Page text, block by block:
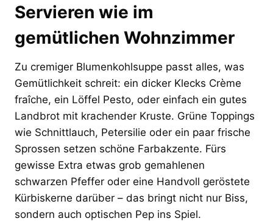
Servieren wie im
gemütlichen Wohnzimmer
Zu cremiger Blumenkohlsuppe passt alles, was
Gemütlichkeit schreit: ein dicker Klecks Crème
fraîche, ein Löffel Pesto, oder einfach ein gutes
Landbrot mit krachender Kruste. Grüne Toppings
wie Schnittlauch, Petersilie oder ein paar frische
Sprossen setzen schöne Farbakzente. Fürs
gewisse Extra etwas grob gemahlenen
schwarzen Pfeffer oder eine Handvoll geröstete
Kürbiskerne darüber – das bringt nicht nur Biss,
sondern auch optischen Pep ins Spiel.